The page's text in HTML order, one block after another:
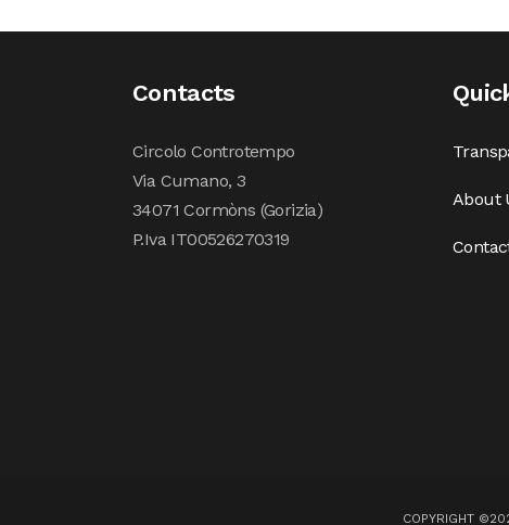
Contacts
Circolo Controtempo
Via Cumano, 3
34071 Cormòns (Gorizia)
P.Iva IT00526270319
About
COPYRIGHT